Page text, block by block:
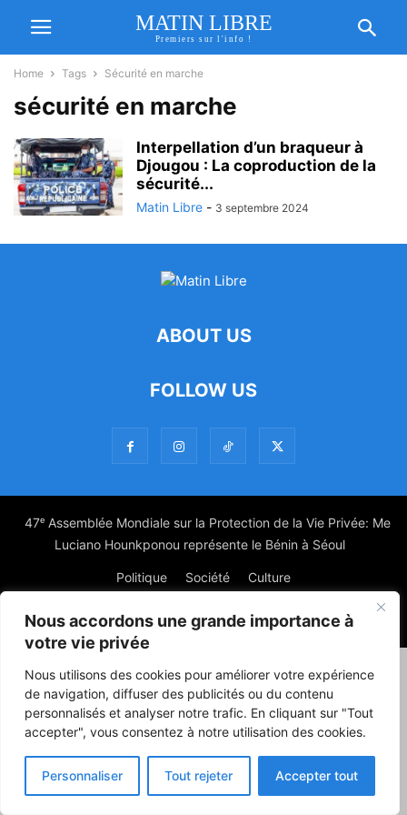
Nous accordons une grande importance à
votre vie privée
Nous utilisons des cookies pour améliorer votre expérience
de navigation, diffuser des publicités ou du contenu
personnalisés et analyser notre trafic. En cliquant sur "Tout
accepter", vous consentez à notre utilisation des cookies.
Personnaliser Tout rejeter Accepter tout
MATIN LIBRE
Premiers sur l'info !
Home Tags Sécurité en marche
sécurité en marche
Interpellation d’un braqueur à
Djougou : La coproduction de la
sécurité...
Matin Libre - 3 septembre 2024
ABOUT US
FOLLOW US
47ᵉ Assemblée Mondiale sur la Protection de la Vie Privée: Me
Luciano Hounkponou représente le Bénin à Séoul
Politique Société Culture
© Powered by digitXplus Francophone